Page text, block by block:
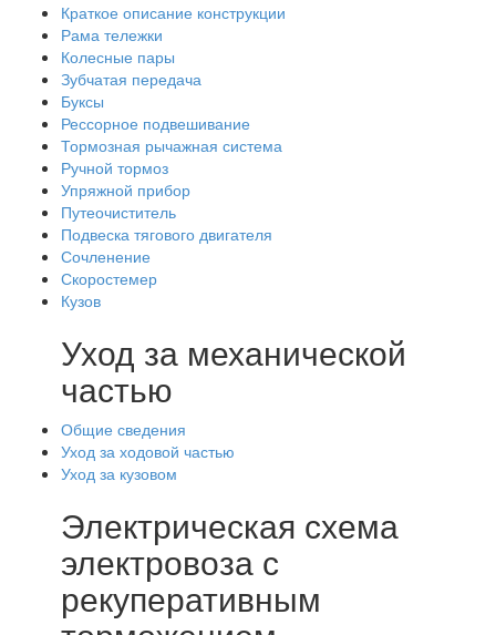
Краткое описание конструкции
Рама тележки
Колесные пары
Зубчатая передача
Буксы
Рессорное подвешивание
Тормозная рычажная система
Ручной тормоз
Упряжной прибор
Путеочиститель
Подвеска тягового двигателя
Сочленение
Скоростемер
Кузов
Уход за механической
частью
Общие сведения
Уход за ходовой частью
Уход за кузовом
Электрическая схема
электровоза с
рекуперативным